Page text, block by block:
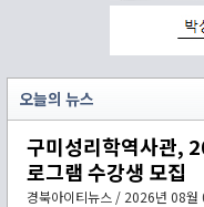
오늘의 뉴스
구미성리학역사관,
로그램 수강생 모집
경북아이티뉴스 / 2026년 08월